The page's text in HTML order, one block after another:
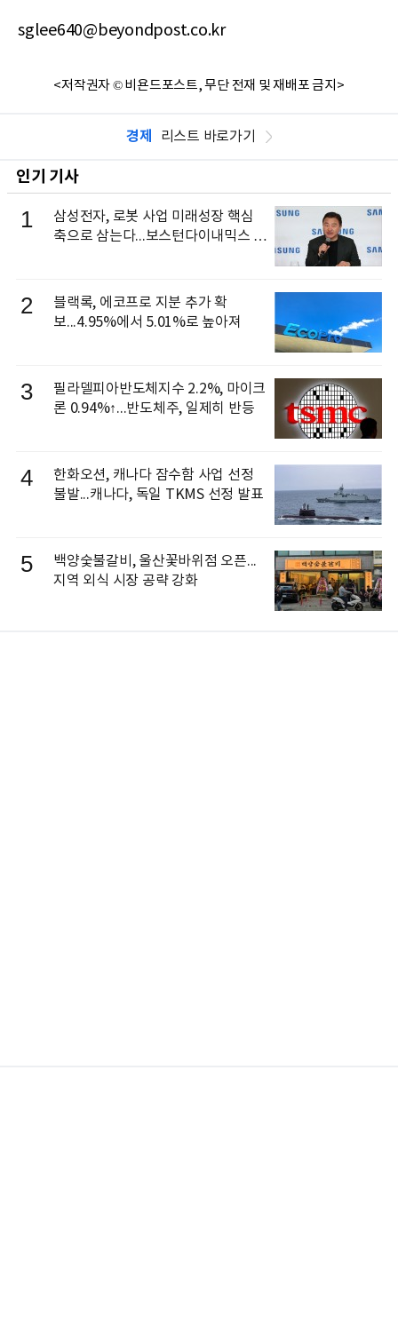
sglee640@beyondpost.co.kr
<저작권자 © 비욘드포스트, 무단 전재 및 재배포 금지>
경제 리스트 바로가기
인기 기사
1
삼성전자, 로봇 사업 미래성장 핵심
축으로 삼는다...보스턴다이내믹스 출
2
블랙록, 에코프로 지분 추가 확
보...4.95%에서 5.01%로 높아져
3
필라델피아반도체지수 2.2%, 마이크
론 0.94%↑...반도체주, 일제히 반등
4
한화오션, 캐나다 잠수함 사업 선정
불발...캐나다, 독일 TKMS 선정 발표
5
백양숯불갈비, 울산꽃바위점 오픈...
지역 외식 시장 공략 강화